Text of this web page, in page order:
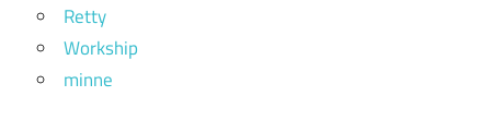
Retty
Workship
minne